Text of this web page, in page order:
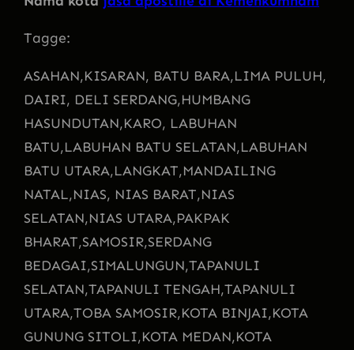
Tagge:
ASAHAN,KISARAN, BATU BARA,LIMA PULUH,
DAIRI, DELI SERDANG,HUMBANG
HASUNDUTAN,KARO, LABUHAN
BATU,LABUHAN BATU SELATAN,LABUHAN
BATU UTARA,LANGKAT,MANDAILING
NATAL,NIAS, NIAS BARAT,NIAS
SELATAN,NIAS UTARA,PAKPAK
BHARAT,SAMOSIR,SERDANG
BEDAGAI,SIMALUNGUN,TAPANULI
SELATAN,TAPANULI TENGAH,TAPANULI
UTARA,TOBA SAMOSIR,KOTA BINJAI,KOTA
GUNUNG SITOLI,KOTA MEDAN,KOTA